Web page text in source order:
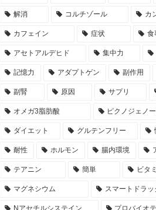
解消 コルチゾール カ
カフェイン 症状 食
アセトアルデヒド 集中力
記憶力 アダプトゲン 副作用
副腎 原因 サプリ
オメガ3脂肪酸 ピクノジェノ
ダイエット グルテンフリー
耐性 ホルモン 腸内環境
テアニン 簡単 ビタ
マグネシウム スマートドラッ
Nアセチルシステイン プロバイオ